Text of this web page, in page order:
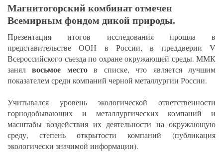
Магнитогорский комбинат отмечен
Всемирным фондом дикой природы.
Презентация итогов исследования прошла в
представительстве ООН в России, в преддверии V
Всероссийского съезда по охране окружающей среды. ММК
занялвосьмое местов списке, что является лучшим
показателем среди компаний черной металлургии России.
Учитывался уровень экологической ответственности
горнодобывающих и металлургических компаний и
масштабы воздействия их деятельности на окружающую
среду, степень открытости компаний (публикация
экологически значимой информации).